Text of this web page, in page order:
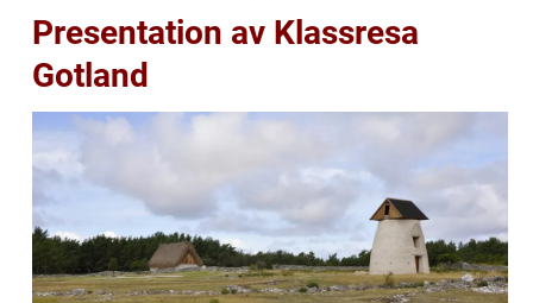
Presentation av Klassresa
Gotland